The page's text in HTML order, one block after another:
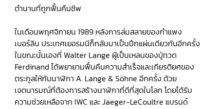
ตำนานที่ถูกฟื้นคืนชีพ
ในเดือนพฤศจิกายน 1989 หลังการล่มสลายของกำแพง
เบอร์ลิน ประเทศเยอรมนีก็กลับมาเป็นปึกแผ่นเดียวกันอีกครั้ง
ในขณะนั้นเองที่ Walter Lange ผู้เป็นเหลนของปู่ทวด
Ferdinand ได้พยายามฟื้นคืนความสำเร็จและเกียรติยศของ
ตระกูลให้กับนาฬิกา A. Lange & Söhne อีกครั้ง ด้วย
เจตนารมณ์ที่ต้องการสร้างนาฬิกาที่ดีที่สุดในโลก โดยได้รับ
ความช่วยเหลือจาก IWC และ Jaeger-LeCoultre แบรนด์